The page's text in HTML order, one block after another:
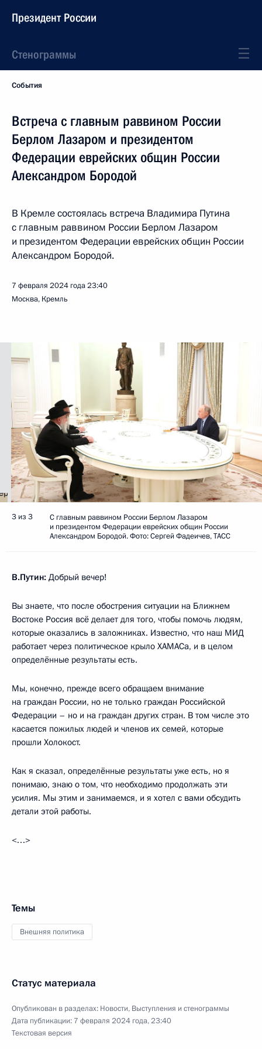
Президент России
Стенограммы
События
Встреча с главным раввином России
Берлом Лазаром и президентом
Федерации еврейских общин России
Александром Бородой
В Кремле состоялась встреча Владимира Путина
с главным раввином России Берлом Лазаром
и президентом Федерации еврейских общин России
Александром Бородой.
7 февраля 2024 года23:40
Москва, Кремль
3 из 3
С главным раввином России Берлом Лазаром
и президентом Федерации еврейских общин России
Александром Бородой. Фото: Сергей Фадеичев, ТАСС
В.Путин: Добрый вечер!
Вы знаете, что после обострения ситуации на Ближнем
Востоке Россия всё делает для того, чтобы помочь людям,
которые оказались в заложниках. Известно, что наш МИД
работает через политическое крыло ХАМАСа, и в целом
определённые результаты есть.
Мы, конечно, прежде всего обращаем внимание
на граждан России, но не только граждан Российской
Федерации – но и на граждан других стран. В том числе это
касается пожилых людей и членов их семей, которые
прошли Холокост.
Как я сказал, определённые результаты уже есть, но я
понимаю, знаю о том, что необходимо продолжать эти
усилия. Мы этим и занимаемся, и я хотел с вами обсудить
детали этой работы.
<…>
Темы
Внешняя политика
Статус материала
Опубликован в разделах: Новости, Выступления и стенограммы
Дата публикации: 7 февраля 2024 года, 23:40
Текстовая версия